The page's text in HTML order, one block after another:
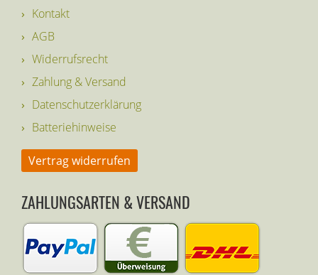
Kontakt
AGB
Widerrufsrecht
Zahlung & Versand
Datenschutzerklärung
Batteriehinweise
Vertrag widerrufen
ZAHLUNGSARTEN & VERSAND